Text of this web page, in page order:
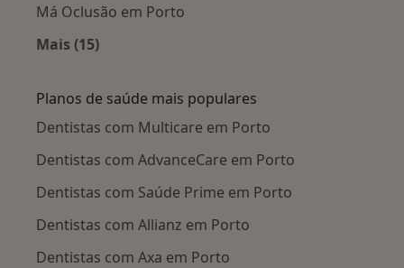
Má Oclusão em Porto
Mais (15)
Planos de saúde mais populares
Dentistas com Multicare em Porto
Dentistas com AdvanceCare em Porto
Dentistas com Saúde Prime em Porto
Dentistas com Allianz em Porto
Dentistas com Axa em Porto